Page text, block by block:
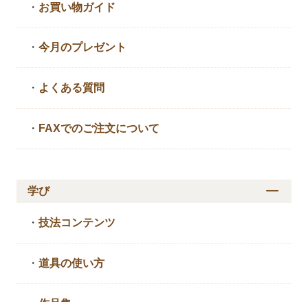
・ お買い物ガイド
・今月のプレゼント
・ よくある質問
・ FAXでのご注文について
学び
・技法コンテンツ
・道具の使い方